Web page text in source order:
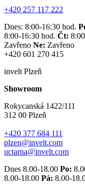
+420 257 117 222
Dnes: 8:00-16:30 hod.
8:00-16:30 hod. Čt:
Zavřeno Ne: Zavřeno
+420 601 270 415
invelt Plzeň
Showroom
Rokycanská 1422/111
312 00 Plzeň
+420 377 684 111
plzen@invelt.com
uctarna@invelt.com
Dnes 8.00-18.00 Po:
8.00-18.00 Pá: 8.00-